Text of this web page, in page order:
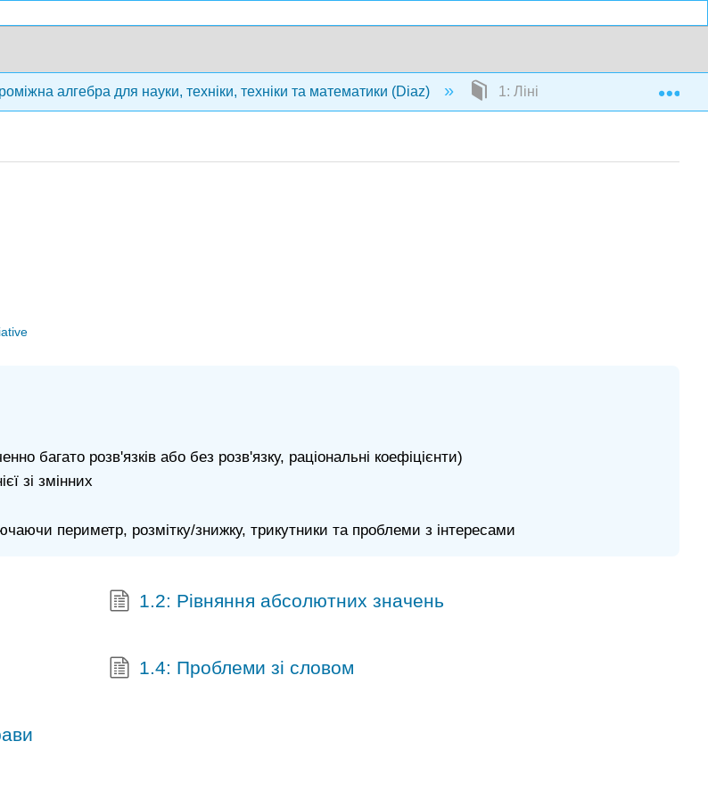
алгебра для науки, техніки, техніки та математики (Diaz) 1: Лінійні рівняння
багато розв'язків або без розв'язку, раціональні коефіцієнти)
зі змінних
периметр, розмітку/знижку, трикутники та проблеми з інтересами
1.2: Рівняння абсолютних значень
1.4: Проблеми зі словом